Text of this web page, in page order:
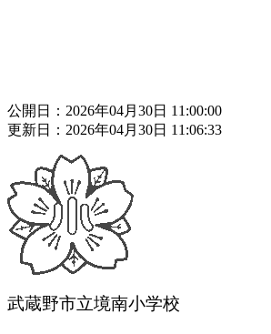
公開日：2026年04月30日 11:00:00
更新日：2026年04月30日 11:06:33
武蔵野市立境南小学校